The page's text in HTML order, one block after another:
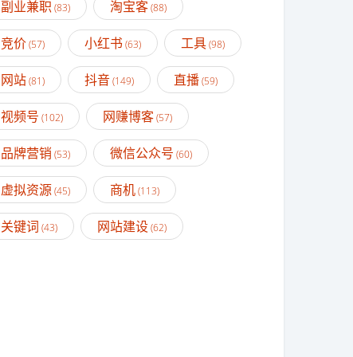
副业兼职 (83) 淘宝客(88)
竞价(57) 小红书 (63) 工具(98)
网站(81) 抖音(149) 直播(59)
视频号 (102) 网赚博客(57)
品牌营销 (53) 微信公众号 (60)
虚拟资源(45) 商机(113)
关键词 (43) 网站建设(62)